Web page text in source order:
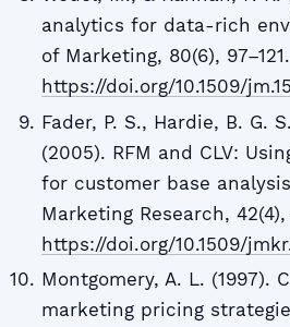
analytics for data-rich
of Marketing, 80(6), 97–121.
https://doi.org/10.1509/
Fader, P. S., Hardie, B. G.
(2005). RFM and CLV:
for customer base
Marketing Research, 42(4),
https://doi.org/10.1509/
Montgomery, A. L. (1997).
marketing pricing